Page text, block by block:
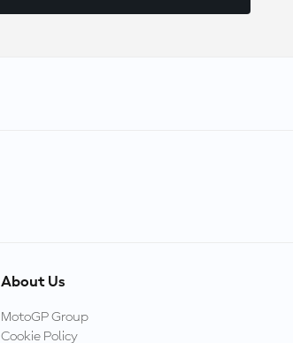
About Us
MotoGP Group
Cookie Policy